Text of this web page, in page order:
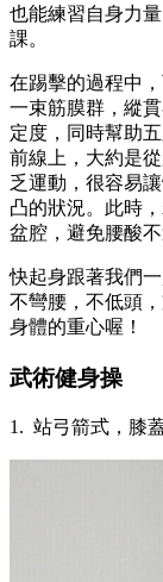
也能練習自身力
課。
在踢擊的過程中
一束筋膜群，縱
定度，同時幫助
前線上，大約是
乏運動，很容易
凸的狀況。此時
盆腔，避免腰酸
快起身跟著我們
不彎腰，不低頭
身體的重心喔！
武術健身操
1. 站弓箭式，膝